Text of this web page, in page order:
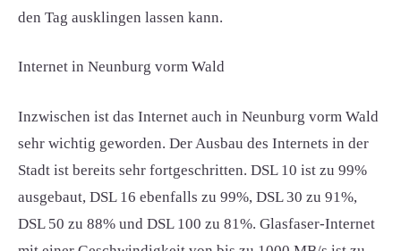
den Tag ausklingen lassen kann.
Internet in Neunburg vorm Wald
Inzwischen ist das Internet auch in Neunburg vorm Wald
sehr wichtig geworden. Der Ausbau des Internets in der
Stadt ist bereits sehr fortgeschritten. DSL 10 ist zu 99%
ausgebaut, DSL 16 ebenfalls zu 99%, DSL 30 zu 91%,
DSL 50 zu 88% und DSL 100 zu 81%. Glasfaser-Internet